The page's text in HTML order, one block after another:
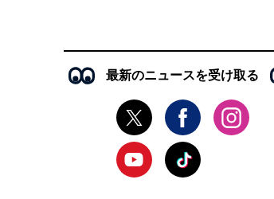
最新のニュースを受け取る